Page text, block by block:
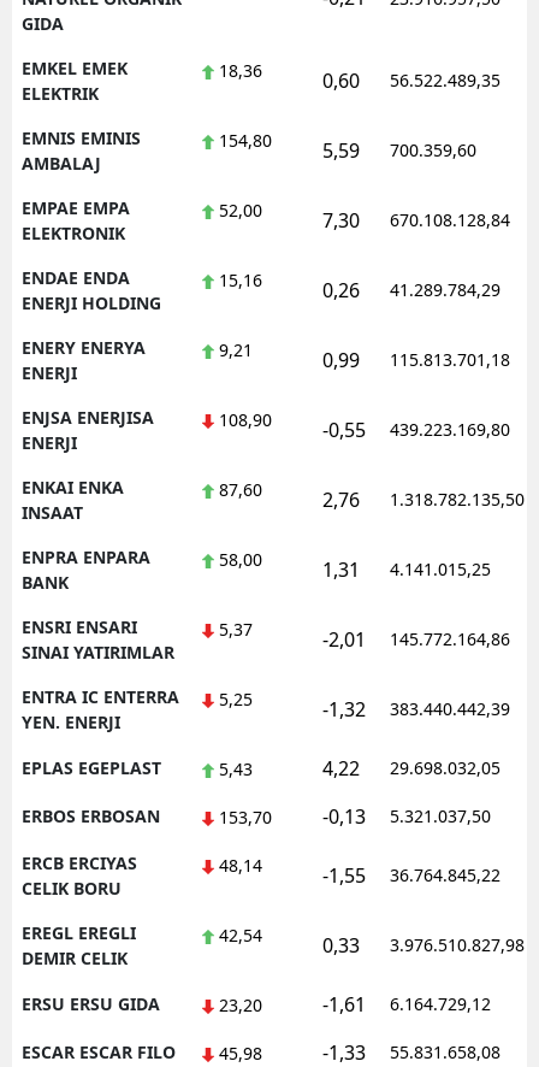
GIDA
EMKEL EMEK
ELEKTRIK
18,36 0,60 56.522.489,35
EMNIS EMINIS
AMBALAJ
154,80 5,59 700.359,60
EMPAE EMPA
ELEKTRONIK
52,00 7,30 670.108.128,84
ENDAE ENDA
ENERJI HOLDING
15,16 0,26 41.289.784,29
ENERY ENERYA
ENERJI
9,21 0,99 115.813.701,18
ENJSA ENERJISA
ENERJI
108,90 -0,55 439.223.169,80
ENKAI ENKA
INSAAT
87,60 2,76 1.318.782.135,50
ENPRA ENPARA
BANK
58,00 1,31 4.141.015,25
ENSRI ENSARI
SINAI YATIRIMLAR
5,37 -2,01 145.772.164,86
ENTRA IC ENTERRA
YEN. ENERJI
5,25 -1,32 383.440.442,39
EPLAS EGEPLAST 5,43 4,22 29.698.032,05
ERBOS ERBOSAN 153,70 -0,13 5.321.037,50
ERCB ERCIYAS
CELIK BORU
48,14 -1,55 36.764.845,22
EREGL EREGLI
DEMIR CELIK
42,54 0,33 3.976.510.827,98
ERSU ERSU GIDA 23,20 -1,61 6.164.729,12
ESCAR ESCAR FILO 45,98 -1,33 55.831.658,08